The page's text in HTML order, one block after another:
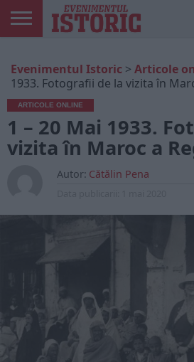
ONLINE
EDIȚII
TIPĂRITE
ISTORIC
PLAY
CONTUL
MEU
Evenimentul Istoric > Articole
1933. Fotografii de la vizita în
ARTICOLE ONLINE
1 – 20 Mai 1933.
vizita în Maroc a
Autor: Cătălin Pena